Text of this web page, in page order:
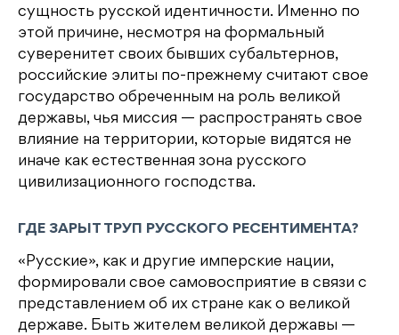
сущность русской идентичности. Именно по
этой причине, несмотря на формальный
суверенитет своих бывших субальтернов,
российские элиты по-прежнему считают свое
государство обреченным на роль великой
державы, чья миссия — распространять свое
влияние на территории, которые видятся не
иначе как естественная зона русского
цивилизационного господства.
ГДЕ ЗАРЫТ ТРУП РУССКОГО РЕСЕНТИМЕНТА?
«Русские», как и другие имперские нации,
формировали свое самовосприятие в связи с
представлением об их стране как о великой
державе. Быть жителем великой державы —